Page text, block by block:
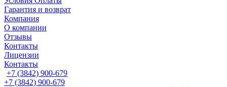
Гарантия и возврат
Компания
О компании
Отзывы
Контакты
Лицензии
Контакты
+7 (3842) 900-679
+7 (3842) 900-679